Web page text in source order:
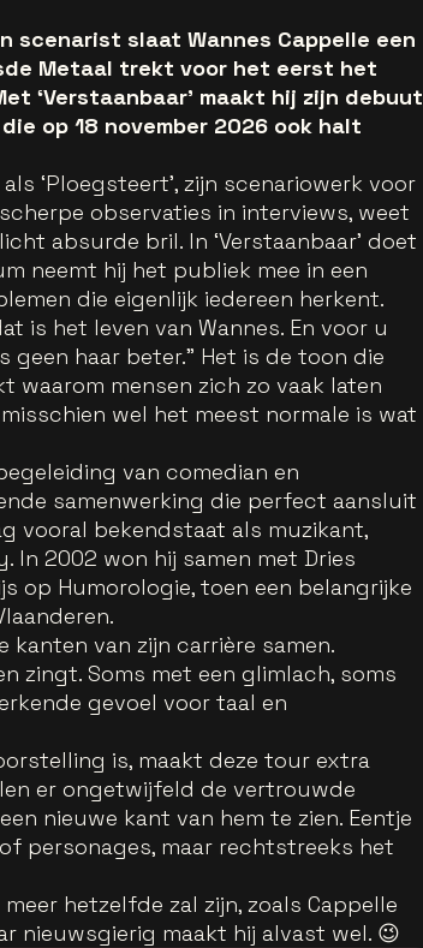
scenarist slaat Wannes Cappelle een
Metaal trekt voor het eerst het
‘Verstaanbaar’ maakt hij zijn debuut
op 18 november 2026 ook halt
‘Ploegsteert’, zijn scenariowerk voor
scherpe observaties in interviews, weet
absurde bril. In ‘Verstaanbaar’ doet
neemt hij het publiek mee in een
die eigenlijk iedereen herkent.
is het leven van Wannes. En voor u
haar beter.” Het is de toon die
waarom mensen zich zo vaak laten
wel het meest normale is wat
van comedian en
samenwerking die perfect aansluit
vooral bekendstaat als muzikant,
In 2002 won hij samen met Dries
op Humorologie, toen een belangrijke
kanten van zijn carrière samen.
zingt. Soms met een glimlach, soms
gevoel voor taal en
is, maakt deze tour extra
er ongetwijfeld de vertrouwde
nieuwe kant van hem te zien. Eentje
personages, maar rechtstreeks het
hetzelfde zal zijn, zoals Cappelle
nieuwsgierig maakt hij alvast wel. 😉